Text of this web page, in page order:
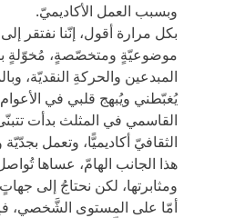
وبسبب العمل الأكاديميّ.
بكل مرارة أقول، إنّنا نفتقر
موضوعيّةٍ ومتخصّصةٍ، مُخوّلةٍ
المبدعين والحركةِ النقديّة،
يُغبّطني ويُبهج قلبي في الأعوام
القاسمي في المثلث بدأت
الثقافيّ أكاديميًّا، وتعمل
هذا الجانب الهامّ، عساها
ومثابرتها، لكن نحتاجُ إلى
أمّا على المستوى الشَّخصي،